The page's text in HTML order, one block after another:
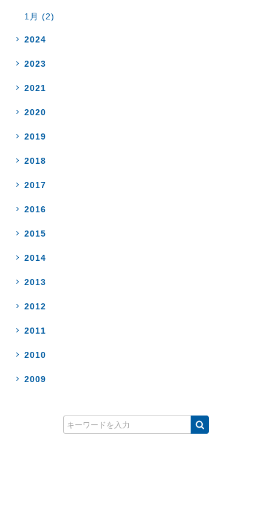
1月 (2)
2024
2023
2021
2020
2019
2018
2017
2016
2015
2014
2013
2012
2011
2010
2009